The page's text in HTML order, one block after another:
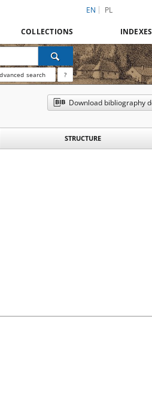
EN PL
COLLECTIONS INDEXES
search ?
Download bibliography
STRUCTURE